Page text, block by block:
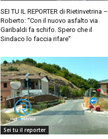
SEI TU IL REPORTER di Rietinvetrina –
Roberto: “Con il nuovo asfalto via
Garibaldi fa schifo. Spero che il
Sindaco lo faccia rifare”
Sei tu il reporter